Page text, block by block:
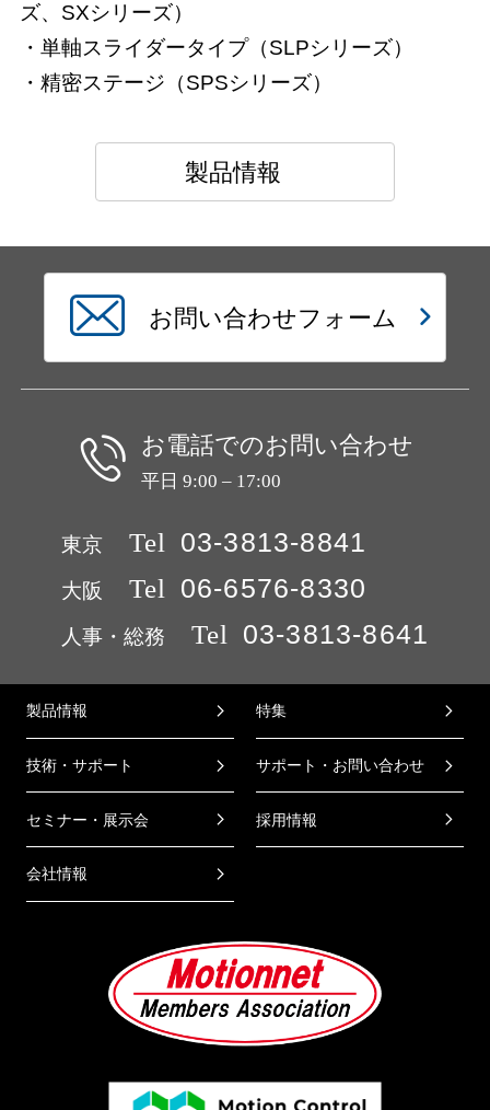
ズ、SXシリーズ）
・単軸スライダータイプ（SLPシリーズ）
・精密ステージ（SPSシリーズ）
製品情報
お問い合わせフォーム
お電話でのお問い合わせ
平日 9:00 – 17:00
東京 Tel 03-3813-8841
大阪 Tel 06-6576-8330
人事・総務 Tel 03-3813-8641
製品情報 特集
技術・サポート サポート・お問い合わせ
セミナー・展示会 採用情報
会社情報